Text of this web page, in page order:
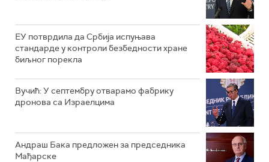
ЕУ потврдила да Србија испуњава
стандарде у контроли безбедности хране
биљног порекла
Вучић: У септембру отварамо фабрику
дронова са Израелцима
Андраш Бакa предложен за председника
Мађарске